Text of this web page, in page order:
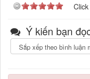
Ý kiến bạn